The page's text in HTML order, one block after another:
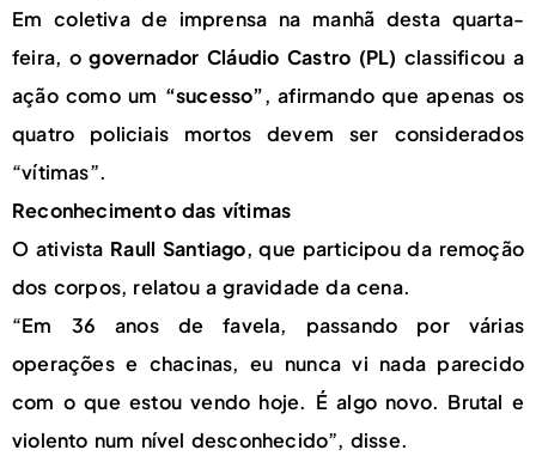
Em coletiva de imprensa na manhã desta quarta-
feira, ogovernador Cláudio Castro (PL) classificou a
ação como um “sucesso”, afirmando que apenas os
quatro policiais mortos devem ser considerados
“vítimas”.
Reconhecimento das vítimas
O ativista Raull Santiago, que participou da remoção
dos corpos, relatou a gravidade da cena.
“Em 36 anos de favela, passando por várias
operações e chacinas, eu nunca vi nada parecido
com o que estou vendo hoje. É algo novo. Brutal e
violento num nível desconhecido”, disse.